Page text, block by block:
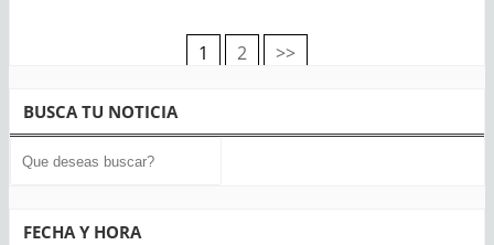
de
entradas
1 2 >>
BUSCA TU NOTICIA
FECHA Y HORA